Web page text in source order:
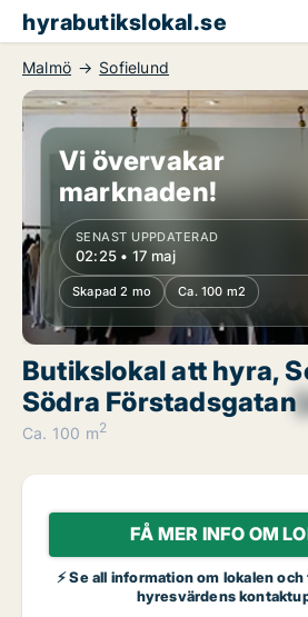
hyrabutikslokal.se
Malmö Sofielund
Vi övervakar
marknaden!
SENAST UPPDATERAD
02:25 • 17 maj
Skapad 2 mo Ca. 100 m2
Butikslokal att hyra,
Södra Förstadsgatan
Ca. 100 m2
FÅ MER INFO OM
⚡ Se all information om lokalen
hyresvärdens